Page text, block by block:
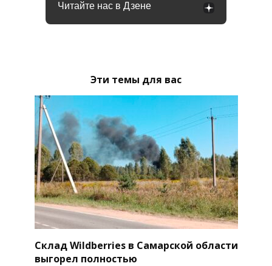
Читайте нас в Дзене
Эти темы для вас
Склад Wildberries в Самарской области
выгорел полностью